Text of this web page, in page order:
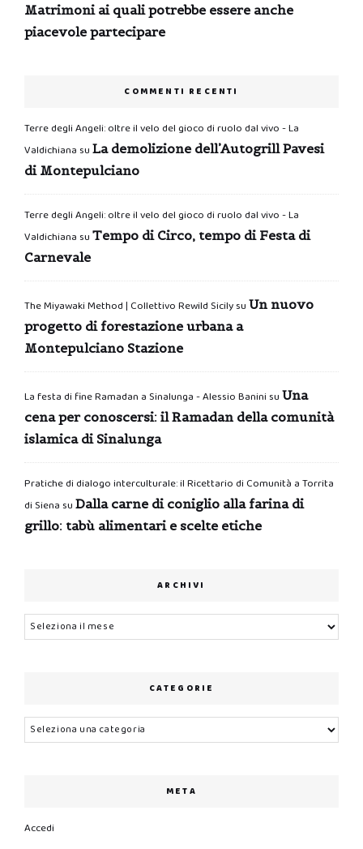
Matrimoni ai quali potrebbe essere anche
piacevole partecipare
COMMENTI RECENTI
Terre degli Angeli: oltre il velo del gioco di ruolo dal vivo - La
Valdichiana su La demolizione dell’Autogrill Pavesi
di Montepulciano
Terre degli Angeli: oltre il velo del gioco di ruolo dal vivo - La
Valdichiana su Tempo di Circo, tempo di Festa di
Carnevale
The Miyawaki Method | Collettivo Rewild Sicilysu Un nuovo
progetto di forestazione urbana a
Montepulciano Stazione
La festa di fine Ramadan a Sinalunga - Alessio Banini su Una
cena per conoscersi: il Ramadan della comunità
islamica di Sinalunga
Pratiche di dialogo interculturale: il Ricettario di Comunità a Torrita
di Siena su Dalla carne di coniglio alla farina di
grillo: tabù alimentari e scelte etiche
ARCHIVI
Archivi
CATEGORIE
Categorie
META
Accedi